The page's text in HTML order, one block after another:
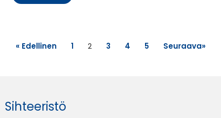
« Edellinen 1 2 3 4 5 Seuraava»
Sihteeristö